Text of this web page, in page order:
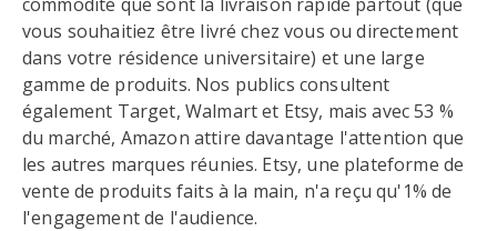
vous souhaitiez être livré chez vous ou directement
dans votre résidence universitaire) et une large
gamme de produits. Nos publics consultent
également Target, Walmart et Etsy, mais avec 53 %
du marché, Amazon attire davantage l'attention que
les autres marques réunies. Etsy, une plateforme de
vente de produits faits à la main, n'a reçu qu'1% de
l'engagement de l'audience.